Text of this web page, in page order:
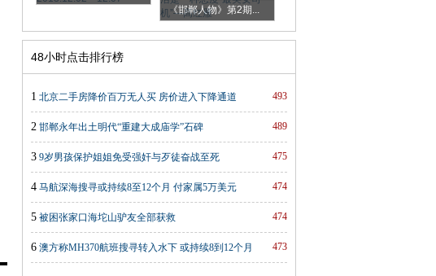
《邯郸人物》第2期...
48小时点击排行榜
493
1 北京二手房降价百万无人买 房价进入下降通道
489
2 邯郸永年出土明代“重建大成庙学”石碑
475
3 9岁男孩保护姐姐免受强奸与歹徒奋战至死
474
4 马航深海搜寻或持续8至12个月 付家属5万美元
474
5 被困张家口海坨山驴友全部获救
473
6 澳方称MH370航班搜寻转入水下 或持续8到12个月